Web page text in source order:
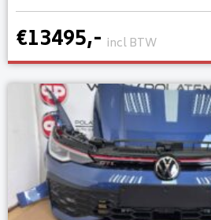
€13495,- incl BTW